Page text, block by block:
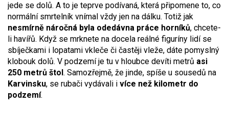
jede se dolů. A to je teprve podívaná, která připomene to, co
normální smrtelník vnímal vždy jen na dálku. Totiž jak
nesmírně náročná byla odedávna práce horníků, chcete-
li havířů. Když se mrknete na docela reálné figuríny lidí se
sbíječkami i lopatami vkleče či častěji vleže, dáte pomyslný
klobouk dolů. V podzemí je tu v hloubce devíti metrů asi
250 metrů štol. Samozřejmě, že jinde, spíše u sousedů na
Karvinsku, se rubači vydávali i více než kilometr do
podzemí.